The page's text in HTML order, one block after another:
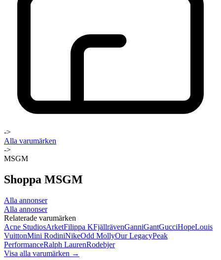
->
Alla varumärken
->
MSGM
Shoppa MSGM
Alla annonser
Alla annonser
Relaterade varumärken
Acne StudiosArketFilippa KFjällrävenGanniGantGucciHopeLouis
VuittonMini RodiniNikeOdd MollyOur LegacyPeak
PerformanceRalph LaurenRodebjer
Visa alla varumärken →